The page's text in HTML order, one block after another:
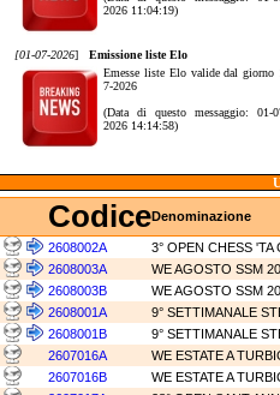
2026 11:04:19)
[01-07-2026] Emissione liste Elo
Emesse liste Elo valide dal giorno
7-2026
(Data di questo messaggio: 01-
2026 14:14:58)
CodiceDenominazione
2608002A
3° OPEN CHESS 'TA
2608003A
WE AGOSTO SSM
2608003B
WE AGOSTO SSM
2608001A
9° SETTIMANALE
2608001B
9° SETTIMANALE
2607016A
WE ESTATE A
2607016B
WE ESTATE A